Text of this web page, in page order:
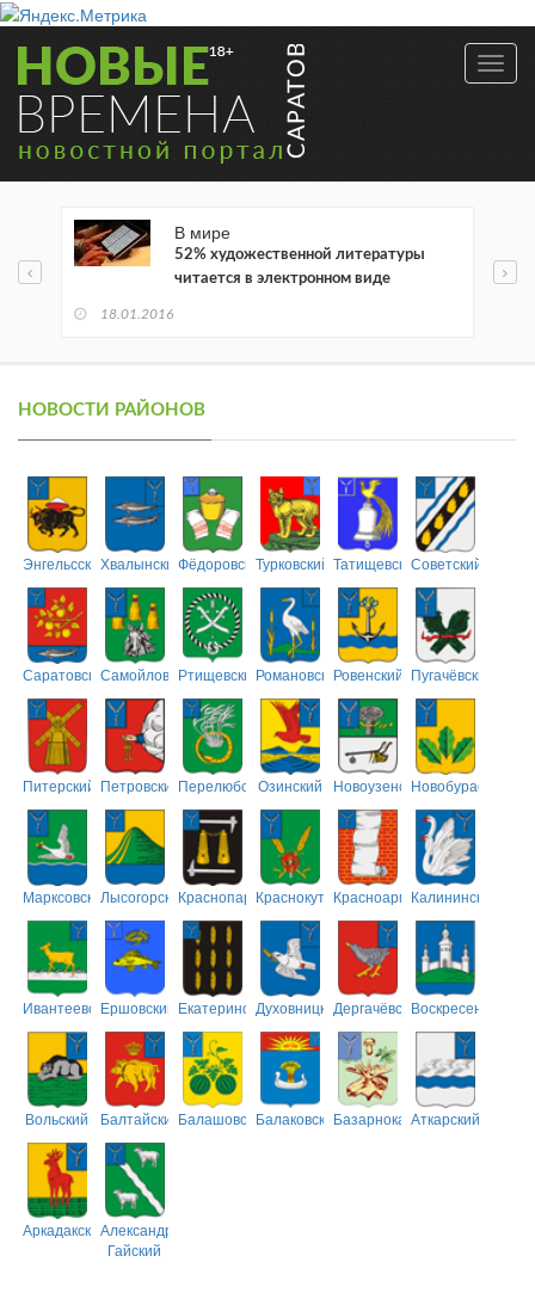
В мире
52% художественной литературы
читается в электронном виде
18.01.2016
НОВОСТИ РАЙОНОВ
ЭнгельсскийХвалынскийФёдоровскийТурковский ТатищевскийСоветский
СаратовскийСамойловскийРтищевскийРомановскийРовенский Пугачёвский
Питерский ПетровскийПерелюбскийОзинский НовоузенскийНовобурасский
МарксовскийЛысогорскийКраснопартизанский
КраснокутскийКрасноармейский
Калининский
ИвантеевскийЕршовский ЕкатериновскийДуховницкийДергачёвскийВоскресенский
Вольский БалтайскийБалашовскийБалаковскийБазарнокарабулакский
Аткарский
АркадакскийАлександрово-
Гайский